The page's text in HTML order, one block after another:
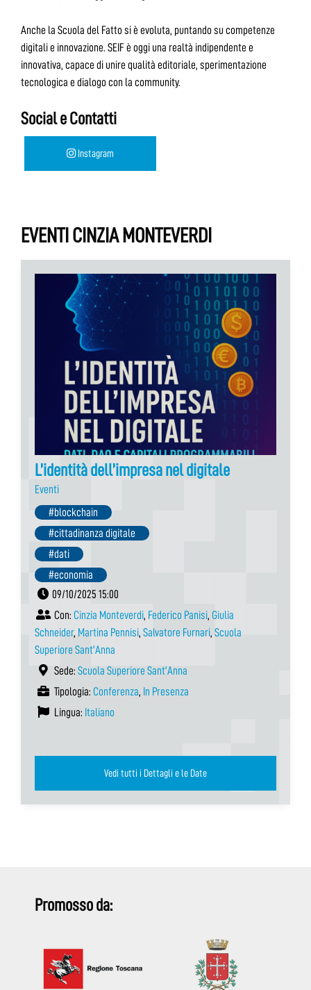
Anche la Scuola del Fatto si è evoluta, puntando su competenze
digitali e innovazione. SEIF è oggi una realtà indipendente e
innovativa, capace di unire qualità editoriale, sperimentazione
tecnologica e dialogo con la community.
Social e Contatti
Instagram
EVENTI CINZIA MONTEVERDI
L’identità dell’impresa nel digitale
Eventi
#blockchain
#cittadinanza digitale
#dati
#economia
09/10/2025 15:00
Con: Cinzia Monteverdi, Federico Panisi, Giulia
Schneider, Martina Pennisi, Salvatore Furnari, Scuola
Superiore Sant'Anna
Sede: Scuola Superiore Sant’Anna
Tipologia: Conferenza, In Presenza
Lingua: Italiano
Vedi tutti i Dettagli e le Date
Promosso da: